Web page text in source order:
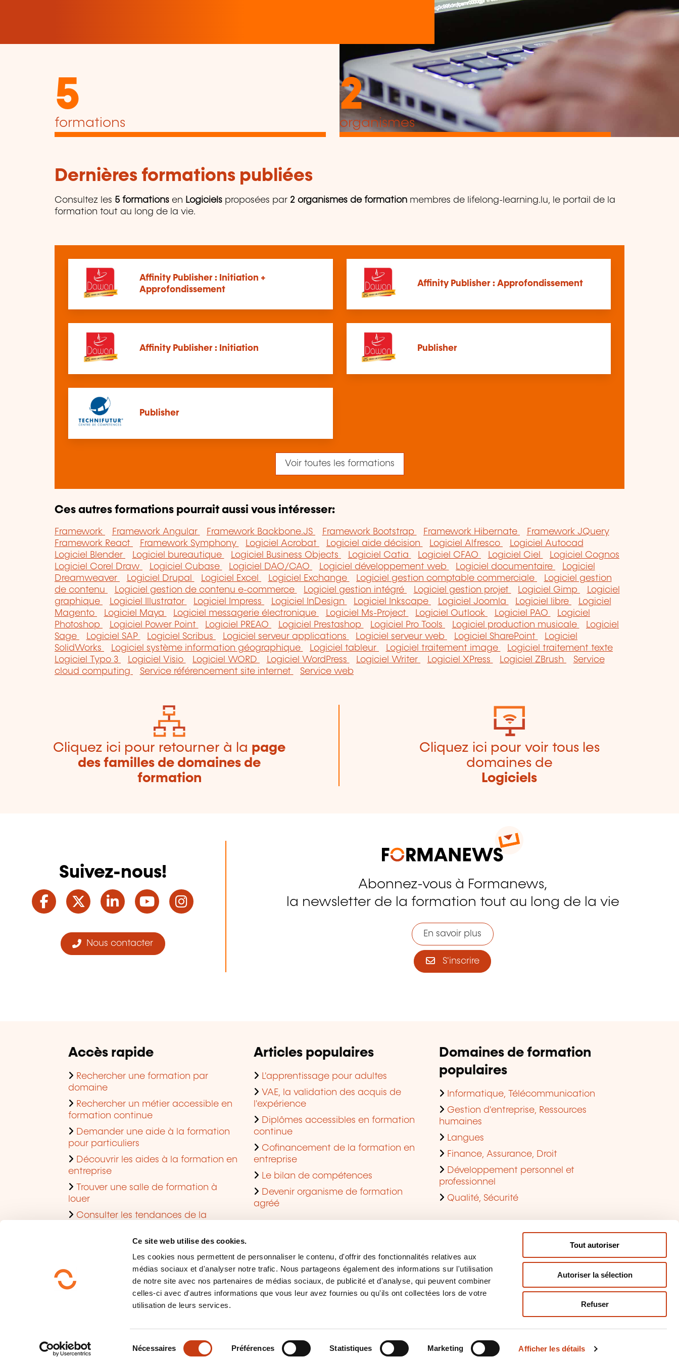
Ce site web utilise des cookies.
Les cookies nous permettent de personnaliser le contenu, d'offrir des fonctionnalités relatives aux
médias sociaux et d'analyser notre trafic. Nous partageons également des informations sur l'utilisation
de notre site avec nos partenaires de médias sociaux, de publicité et d'analyse, qui peuvent combiner
celles-ci avec d'autres informations que vous leur avez fournies ou qu'ils ont collectées lors de votre
utilisation de leurs services.
Nécessaires Préférences Statistiques Marketing Afficher les détails
Tout autoriser
Autoriser la sélection
Refuser
5
formations
2
organismes
Dernières formations publiées
Consultez les 5 formations en Logiciels proposées par 2 organismes de formation membres de lifelong-learning.lu, le portail de la
formation tout au long de la vie.
Affinity Publisher : Initiation +
Approfondissement
Affinity Publisher : Approfondissement
Affinity Publisher : Initiation Publisher
Publisher
Voir toutes les formations
Ces autres formations pourrait aussi vous intéresser:
Framework Framework Angular Framework Backbone.JS Framework Bootstrap Framework Hibernate
Framework JQuery
Framework React
Framework Symphony Logiciel Acrobat Logiciel aide décision Logiciel Alfresco
Logiciel Autocad
Logiciel Blender
Logiciel bureautique Logiciel Business Objects Logiciel Catia Logiciel CFAO Logiciel Ciel
Logiciel Cognos
Logiciel Corel Draw
Logiciel Cubase Logiciel DAO/CAO Logiciel développement web Logiciel documentaire
Logiciel
Dreamweaver
Logiciel Drupal Logiciel Excel Logiciel Exchange Logiciel gestion comptable commerciale
Logiciel gestion
de contenu
Logiciel gestion de contenu e-commerce Logiciel gestion intégré Logiciel gestion projet Logiciel Gimp
Logiciel
graphique
Logiciel Illustrator Logiciel Impress Logiciel InDesign Logiciel Inkscape Logiciel Joomla Logiciel libre
Logiciel
Magento
Logiciel Maya Logiciel messagerie électronique Logiciel Ms-Project Logiciel Outlook Logiciel PAO
Logiciel
Photoshop
Logiciel Power Point Logiciel PREAO Logiciel Prestashop Logiciel Pro Tools Logiciel production musicale
Logiciel
Sage
Logiciel SAP Logiciel Scribus Logiciel serveur applications Logiciel serveur web Logiciel SharePoint
Logiciel
SolidWorks
Logiciel système information géographique Logiciel tableur Logiciel traitement image
Logiciel traitement texte
Logiciel Typo 3
Logiciel Visio Logiciel WORD Logiciel WordPress Logiciel Writer Logiciel XPress Logiciel ZBrush
Service
cloud computing
Service référencement site internet Service web
Cliquez ici pour retourner à la page
des familles de domaines de
formation
Cliquez ici pour voir tous les
domaines de
Logiciels
Suivez-nous!
Facebook
TwitterLinkedInYouTube
Nous contacter
Abonnez-vous à Formanews,
la newsletter de la formation tout au long de la vie
En savoir plus
S'inscrire
Accès rapide
Rechercher une formation par
domaine
Rechercher un métier accessible en
formation continue
Demander une aide à la formation
pour particuliers
Découvrir les aides à la formation en
entreprise
Trouver une salle de formation à
louer
Consulter les tendances de la
Articles populaires
L'apprentissage pour adultes
VAE, la validation des acquis de
l'expérience
Diplômes accessibles en formation
continue
Cofinancement de la formation en
entreprise
Le bilan de compétences
Devenir organisme de formation
agréé
Domaines de formation
populaires
Informatique, Télécommunication
Gestion d'entreprise, Ressources
humaines
Langues
Finance, Assurance, Droit
Développement personnel et
professionnel
Qualité, Sécurité
Plan du site